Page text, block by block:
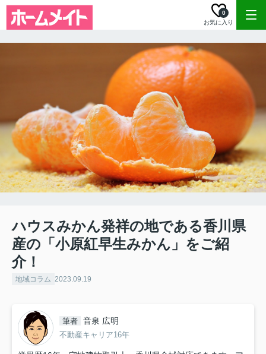
お気に入り
0
ハウスみかん発祥の地である香川県
産の「小原紅早生みかん」をご紹
介！
地域コラム 2023.09.19
筆者 音泉 広明
不動産キャリア16年